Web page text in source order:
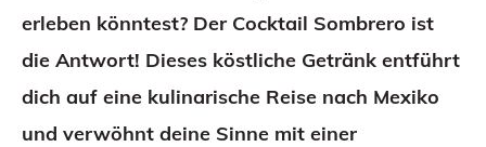
erleben könntest? Der Cocktail Sombrero ist
die Antwort! Dieses köstliche Getränk entführt
dich auf eine kulinarische Reise nach Mexiko
und verwöhnt deine Sinne mit einer